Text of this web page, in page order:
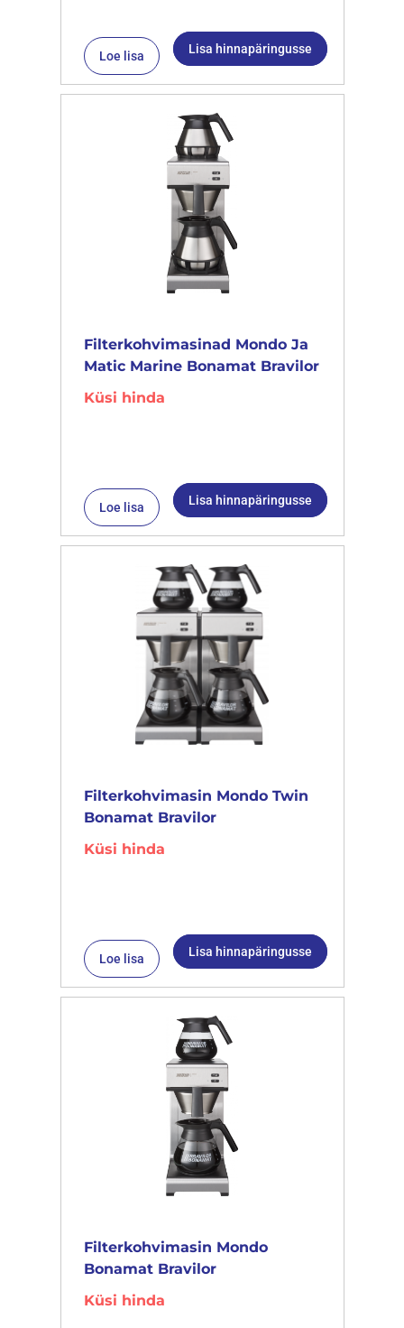
Loe lisa Lisa hinnapäringusse
Filterkohvimasinad Mondo Ja
Matic Marine Bonamat Bravilor
Küsi hinda
Loe lisa Lisa hinnapäringusse
Filterkohvimasin Mondo Twin
Bonamat Bravilor
Küsi hinda
Loe lisa Lisa hinnapäringusse
Filterkohvimasin Mondo
Bonamat Bravilor
Küsi hinda